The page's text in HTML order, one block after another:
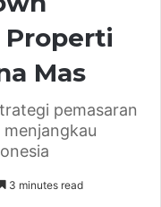
Properti
Mas
pemasaran
3 minutes read